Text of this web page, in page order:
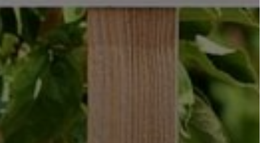
A
VÁROSRENDÉSZET
TÁJÉKOZTATÓK
ÁTLÁTHATÓSÁG